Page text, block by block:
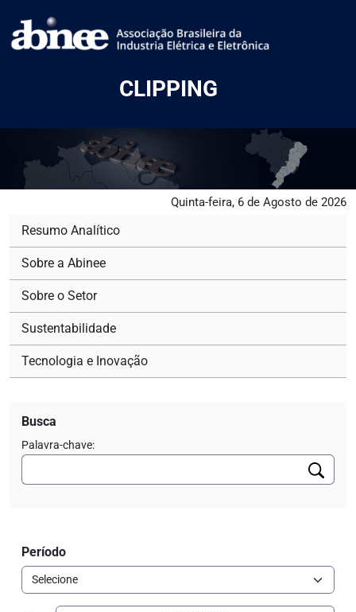
CLIPPING
Quinta-feira, 6 de Agosto de 2026
Resumo Analítico
Sobre a Abinee
Sobre o Setor
Sustentabilidade
Tecnologia e Inovação
Busca
Palavra-chave:
Período